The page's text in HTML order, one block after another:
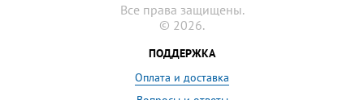
Все права защищены.
© 2026.
ПОДДЕРЖКА
Оплата и доставка